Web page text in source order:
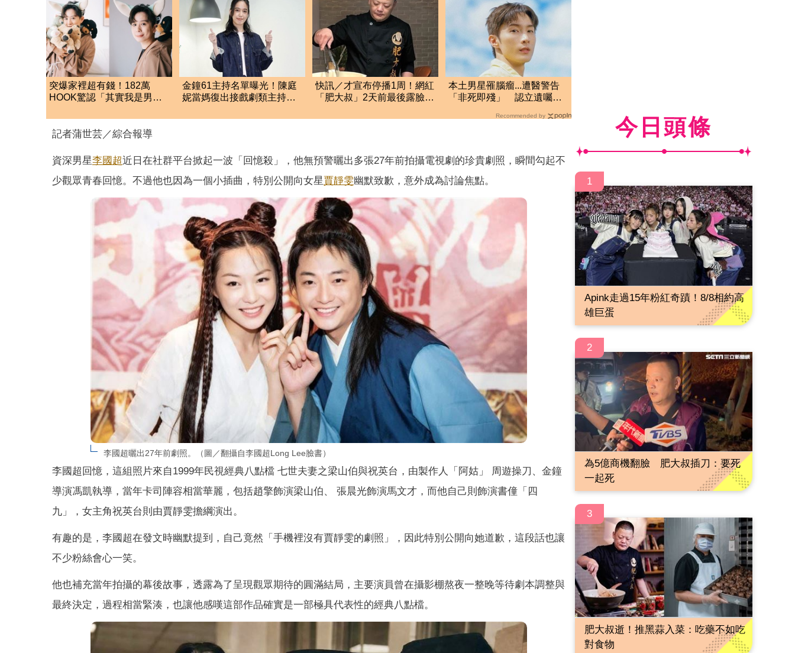
突爆家裡超有錢！182萬
HOOK驚認「其實我是男
金鐘61主持名單曝光！陳庭
妮當媽復出接戲劇類主持
快訊／才宣布停播1周！網紅
「肥大叔」2天前最後露臉驚
本土男星罹腦瘤...遭醫警告
「非死即殘」 認立遺囑：
Recommended by
記者蒲世芸／綜合報導
資深男星李國超近日在社群平台掀起一波「回憶殺」，他無預警曬出多張27年前拍攝電視劇的珍貴劇照，瞬間勾起不
少觀眾青春回憶。不過他也因為一個小插曲，特別公開向女星賈靜雯幽默致歉，意外成為討論焦點。
李國超曬出27年前劇照。（圖／翻攝自李國超Long Lee臉書）
李國超回憶，這組照片來自1999年民視經典八點檔 七世夫妻之梁山伯與祝英台，由製作人「阿姑」 周遊操刀、金鐘
導演馮凱執導，當年卡司陣容相當華麗，包括趙擎飾演梁山伯、 張晨光飾演馬文才，而他自己則飾演書僮「四
九」，女主角祝英台則由賈靜雯擔綱演出。
有趣的是，李國超在發文時幽默提到，自己竟然「手機裡沒有賈靜雯的劇照」，因此特別公開向她道歉，這段話也讓
不少粉絲會心一笑。
他也補充當年拍攝的幕後故事，透露為了呈現觀眾期待的圓滿結局，主要演員曾在攝影棚熬夜一整晚等待劇本調整與
最終決定，過程相當緊湊，也讓他感嘆這部作品確實是一部極具代表性的經典八點檔。
今日頭條
1
Apink走過15年粉紅奇蹟！8/8相約高
雄巨蛋
2
為5億商機翻臉 肥大叔插刀：要死
一起死
3
肥大叔逝！推黑蒜入菜：吃藥不如吃
對食物